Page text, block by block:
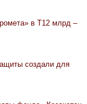
в Т12 млрд –
создали для